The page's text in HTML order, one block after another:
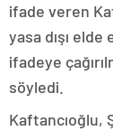
ifade veren
yasa dışı
ifadeye
söyledi.
Kaftancıoğlu,